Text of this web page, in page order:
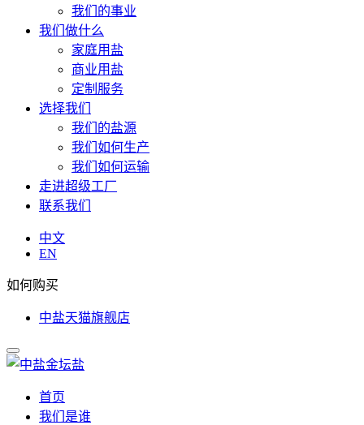
我们的事业
我们做什么
家庭用盐
商业用盐
定制服务
选择我们
我们的盐源
我们如何生产
我们如何运输
走进超级工厂
联系我们
中文
EN
如何购买
中盐天猫旗舰店
首页
我们是谁